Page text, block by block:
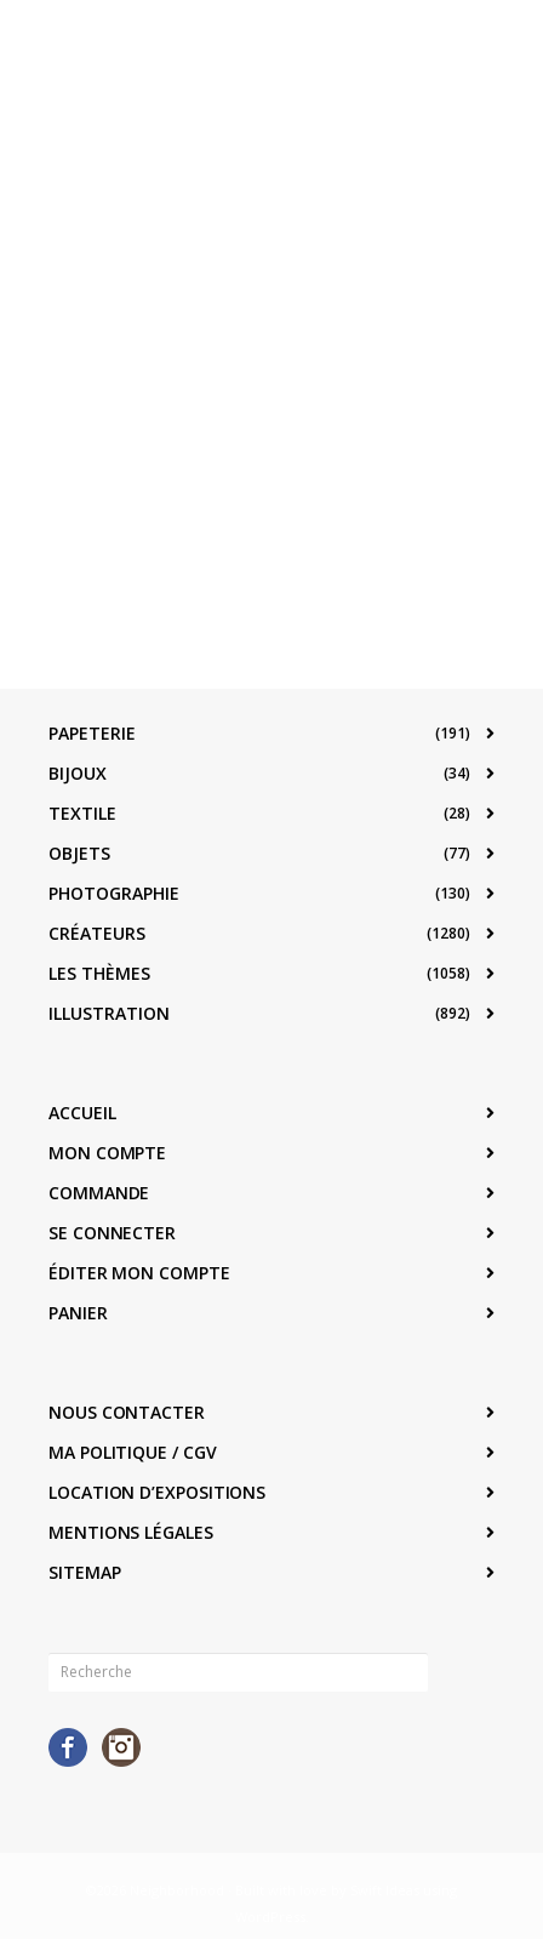
PAPETERIE (191)
BIJOUX (34)
TEXTILE (28)
OBJETS (77)
PHOTOGRAPHIE (130)
CRÉATEURS (1280)
LES THÈMES (1058)
ILLUSTRATION (892)
ACCUEIL
MON COMPTE
COMMANDE
SE CONNECTER
ÉDITER MON COMPTE
PANIER
NOUS CONTACTER
MA POLITIQUE / CGV
LOCATION D’EXPOSITIONS
MENTIONS LÉGALES
SITEMAP
Facebook